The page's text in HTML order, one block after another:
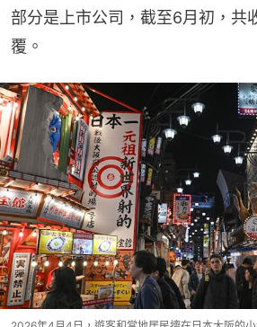
部分是上市公司，截至6月初，共
覆。